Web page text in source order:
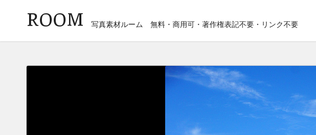
ROOM 写真素材ルーム 無料・商用可・著作権表記不要・リンク不要